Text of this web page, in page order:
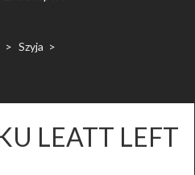
Szyja
LEATT LEFT